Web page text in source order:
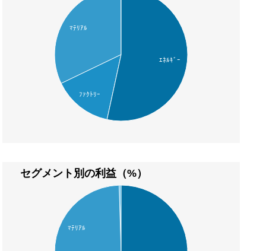
ﾏﾃﾘｱﾙ
ﾌｧｸﾄﾘｰ
ｴﾈﾙｷﾞｰ
セグメント別の利益（%）
ﾏﾃﾘｱﾙ